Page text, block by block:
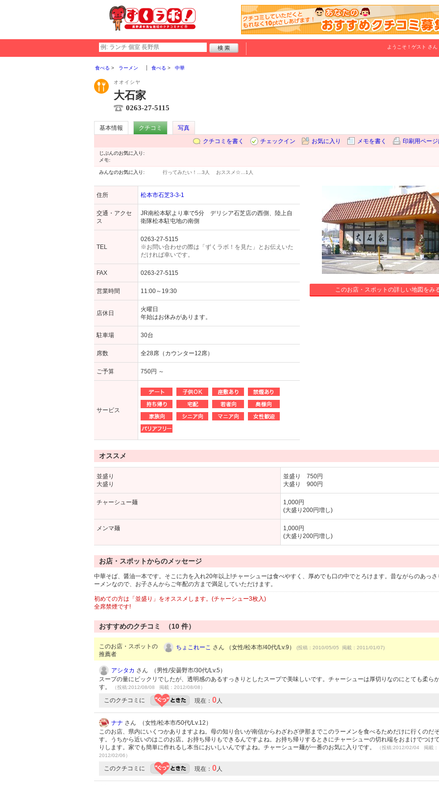
ようこそ！ ゲスト さん
食べる ラーメン 食べる 中華
オオイシヤ
大石家
0263-27-5115
基本情報 クチコミ
写真
クチコミを書く
チェックイン お気に入り メモを書く 印刷用ページ
じぶんのお気に入り:
メモ:
みんなのお気に入り: 行ってみたい！… 3人 おススメ☆… 1人
住所 松本市石芝3-3-1
交通・アクセ
ス
JR南松本駅より車で5分 デリシア石芝店の西側、陸上自
衛隊松本駐屯地の南側
TEL
0263-27-5115
※お問い合わせの際は「ずくラボ！を見た」とお伝えいた
だければ幸いです。
FAX 0263-27-5115
営業時間 11:00～19:30
店休日
火曜日
年始はお休みがあります。
駐車場 30台
席数 全28席（カウンター12席）
ご予算 750円 ～
サービス
このお店・スポットの詳しい地図をみ
オススメ
並盛り
大盛り
並盛り 750円
大盛り 900円
チャーシュー麺
1,000円
(大盛り200円増し)
メンマ麺
1,000円
(大盛り200円増し)
お店・スポットからのメッセージ
中華そば、醤油一本です。そこに力を入れ20年以上!チャーシューは食べやすく、厚めでも口の中でとろけます。昔ながらのあっさ
ーメンなので、お子さんからご年配の方まで満足していただけます。
初めての方は「並盛り」をオススメします。(チャーシュー3枚入)
全席禁煙です!
おすすめのクチコミ （10 件）
このお店・スポットの
推薦者
ちょこれーこ さん （女性/松本市/40代/Lv.9） (投稿：2010/05/05 掲載：2011/01/07)
アシタカ さん （男性/安曇野市/30代/Lv.5）
スープの量にビックリでしたが、透明感のあるすっきりとしたスープで美味しいです。チャーシューは厚切りなのにとても柔ら
す。
（投稿:2012/08/08 掲載：2012/08/08）
このクチコミに 現在： 0人
ナナ さん （女性/松本市/50代/Lv.12）
このお店、県内にいくつかありますよね。母の知り合いが南信からわざわざ伊那までこのラーメンを食べるためだけに行くのだ
す。うちから近いのはこのお店。お持ち帰りもできるんですよね。お持ち帰りするときにチャーシューの切れ端をおまけでつけ
りします。家でも簡単に作れるし本当においしいんですよね。チャーシュー麺が一番のお気に入りです。
（投稿:2012/02/04 掲載：
2012/02/06）
このクチコミに 現在： 0人